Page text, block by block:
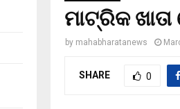
ମାଟ୍ରିକ
by mahabharatanews
SHARE 0